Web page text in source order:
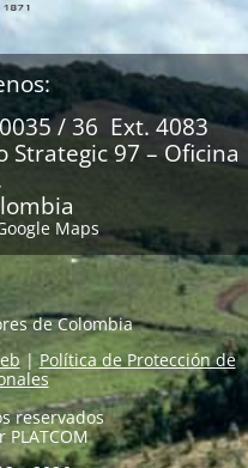
/ 36 Ext. 4083
Strategic 97 – Oficina
Maps
de Colombia
|Política de Protección de
reservados
PLATCOM